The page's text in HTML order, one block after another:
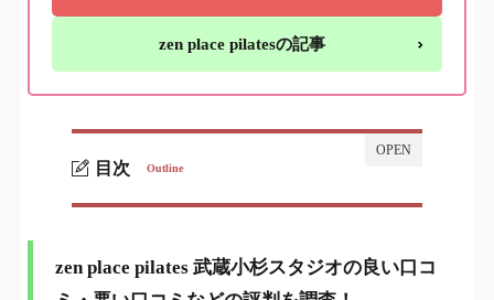
zen place pilatesの記事
目次 Outline
1.
1-1.zen place pilates 武蔵小杉スタジオの悪い口コミ・評
判を1名から調査！
zen place pilates 武蔵小杉スタジオの良い口コ